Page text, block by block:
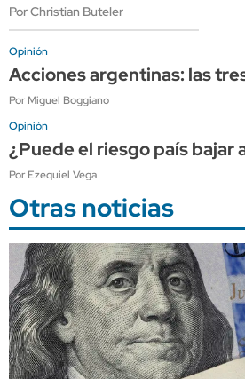
Por Christian Buteler
Opinión
Acciones argentinas: las
Por Miguel Boggiano
Opinión
¿Puede el riesgo país
Por Ezequiel Vega
Otras noticias